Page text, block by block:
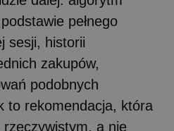
pełnego
sesji, historii
zakupów,
podobnych
to rekomendacja, która
a nie